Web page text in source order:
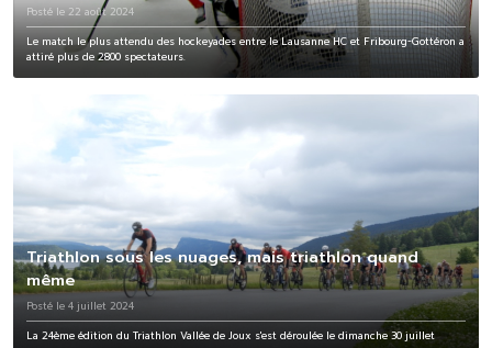
Posté le 22 août 2024
Le match le plus attendu des hockeyades entre le Lausanne HC et Fribourg-Gottéron a
attiré plus de 2800 spectateurs.
Triathlon sous les nuages, mais triathlon quand
même
Posté le 4 juillet 2024
La 24ème édition du Triathlon Vallée de Joux s'est déroulée le dimanche 30 juillet